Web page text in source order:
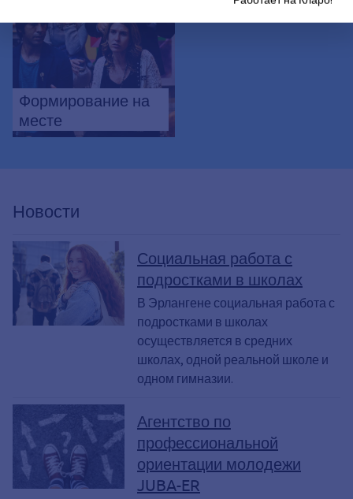
Формирование на
месте
Новости
Социальная работа с
подростками в школах
В Эрлангене социальная работа с
подростками в школах
осуществляется в средних
школах, одной реальной школе и
одном гимназии.
Агентство по
профессиональной
ориентации молодежи
JUBA-ER